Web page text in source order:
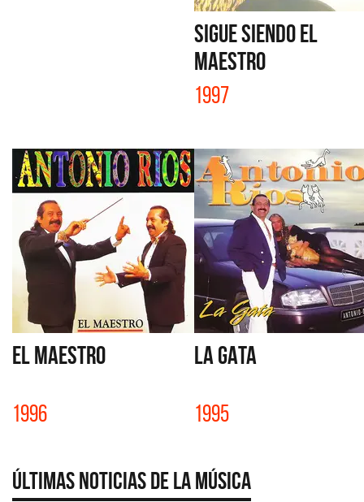
SIGUE SIENDO EL
MAESTRO
1997
EL MAESTRO
1996
LA GATA
1995
Últimas Noticias de la Música